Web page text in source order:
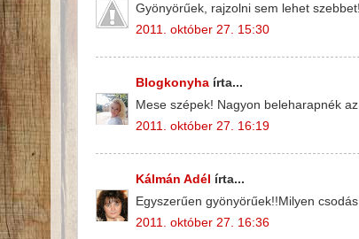
Gyönyörűek, rajzolni sem lehet szebbet!
2011. október 27. 15:30
Blogkonyha írta...
Mese szépek! Nagyon beleharapnék
2011. október 27. 16:19
Kálmán Adél írta...
Egyszerűen gyönyörűek!!Milyen
2011. október 27. 16:36